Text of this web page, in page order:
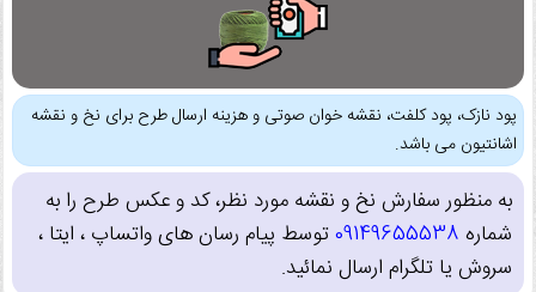
پود نازک، پود کلفت، نقشه خوان صوتی و هزینه ارسال طرح برای نخ و نقشه
اشانتیون می باشد.
به منظور سفارش نخ و نقشه مورد نظر، کد و عکس طرح را به
شماره 09149655538توسط پیام رسان های واتساپ ، ایتا ،
سروش یا تلگرام ارسال نمائید.